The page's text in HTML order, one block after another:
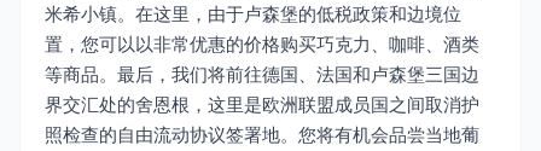
米希小镇。在这里，由于卢森堡的低税政策和边境位
置，您可以以非常优惠的价格购买巧克力、咖啡、酒类
等商品。最后，我们将前往德国、法国和卢森堡三国边
界交汇处的舍恩根，这里是欧洲联盟成员国之间取消护
照检查的自由流动协议签署地。您将有机会品尝当地葡